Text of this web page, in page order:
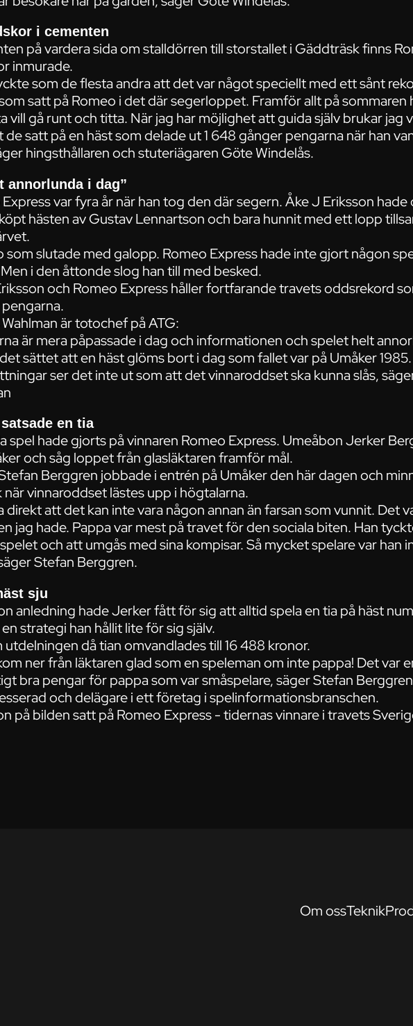
i cementen
på vardera sida om stalldörren till storstallet i Gäddträsk finns
inmurade.
som de flesta andra att det var något speciellt med ett sånt
satt på Romeo i det där segerloppet. Framför allt på sommaren
vill gå runt och titta. När jag har möjlighet att guida själv brukar jag
de satt på en häst som delade ut 1 648 gånger pengarna när han
hingsthållaren och stuteriägaren Göte Windelås.
annorlunda i dag”
var fyra år när han tog den där segern. Åke J Eriksson
hästen av Gustav Lennartson och bara hunnit med ett lopp
som slutade med galopp. Romeo Express hade inte gjort någon
i den åttonde slog han till med besked.
och Romeo Express håller fortfarande travets oddsrekord
är totochef på ATG:
är mera påpassade i dag och informationen och spelet helt
sättet att en häst glöms bort i dag som fallet var på Umåker
ser det inte ut som att det vinnaroddset ska kunna slås,
en tia
spel hade gjorts på vinnaren Romeo Express. Umeåbon Jerker
och såg loppet från glasläktaren framför mål.
Berggren jobbade i entrén på Umåker den här dagen och
när vinnaroddset lästes upp i högtalarna.
direkt att det kan inte vara någon annan än farsan som vunnit. Det
jag hade. Pappa var mest på travet för den sociala biten. Han
och att umgås med sina kompisar. Så mycket spelare var han
Stefan Berggren.
sju
anledning hade Jerker fått för sig att alltid spela en tia på häst
strategi han hållit lite för sig själv.
utdelningen då tian omvandlades till 16 488 kronor.
ner från läktaren glad som en speleman om inte pappa! Det var
bra pengar för pappa som var småspelare, säger Stefan
och delägare i ett företag i spelinformationsbranschen.
på bilden satt på Romeo Express - tidernas vinnare i travets
Om ossTeknik